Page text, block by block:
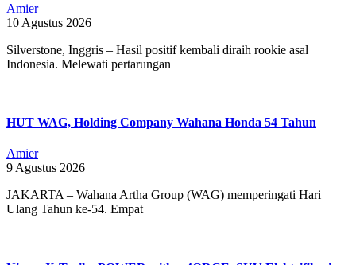
Amier
10 Agustus 2026
Silverstone, Inggris – Hasil positif kembali diraih rookie asal
Indonesia. Melewati pertarungan
HUT WAG, Holding Company Wahana Honda 54 Tahun
Amier
9 Agustus 2026
JAKARTA – Wahana Artha Group (WAG) memperingati Hari
Ulang Tahun ke-54. Empat